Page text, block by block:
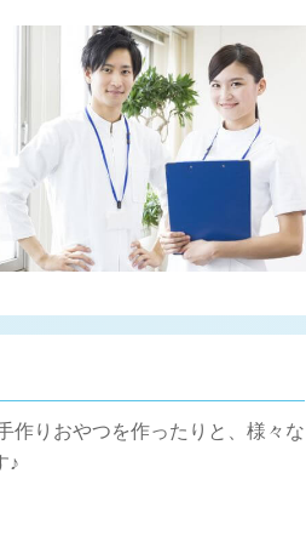
りおやつを作ったりと、様々な
♪